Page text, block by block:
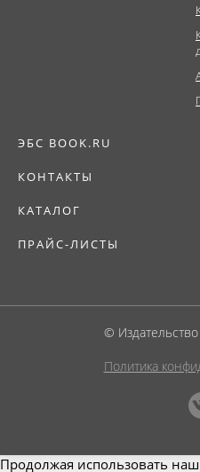
ЭБС BOOK.RU
КОНТАКТЫ
КАТАЛОГ
ПРАЙС-ЛИСТЫ
©
Политика
Продолжая использовать наш